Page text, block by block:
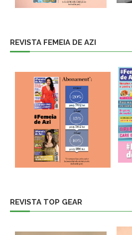
REVISTA FEMEIA DE AZI
REVISTA TOP GEAR